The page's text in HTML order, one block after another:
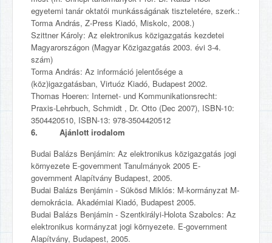
egyetemi tanár oktatói munkásságának tiszteletére, szerk.:
Torma András, Z-Press Kiadó, Miskolc, 2008.)
Szittner Károly: Az elektronikus közigazgatás kezdetei
Magyarországon (Magyar Közigazgatás 2003. évi 3-4.
szám)
Torma András: Az információ jelentősége a
(köz)igazgatásban, Virtuóz Kiadó, Budapest 2002.
Thomas Hoeren: Internet- und Kommunikationsrecht:
Praxis-Lehrbuch, Schmidt , Dr. Otto (Dec 2007), ISBN-10:
3504420510, ISBN-13: 978-3504420512
6. Ajánlott irodalom
Budai Balázs Benjámin: Az elektronikus közigazgatás jogi
környezete E-government Tanulmányok 2005 E-
government Alapítvány Budapest, 2005.
Budai Balázs Benjámin - Sükösd Miklós: M-kormányzat M-
demokrácia. Akadémiai Kiadó, Budapest 2005.
Budai Balázs Benjámin - Szentkirályi-Holota Szabolcs: Az
elektronikus kormányzat jogi környezete. E-government
Alapítvány, Budapest, 2005.